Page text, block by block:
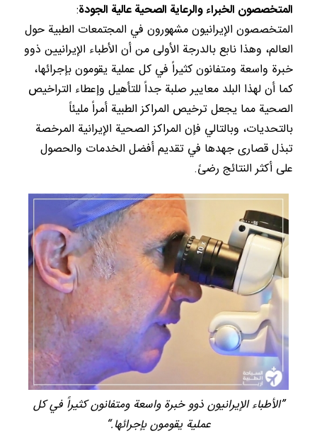
المتخصصون الخبراء والرعاية الصحية عالية الجودة:
المتخصصون الإيرانيون مشهورون في المجتمعات الطبية حول
العالم، وهذا نابع بالدرجة الأولى من أن الأطباء الإيرانيين ذوو
خبرة واسعة ومتفانون كثيراً في كل عملية يقومون بإجرائها،
كما أن لهذا البلد معايير صلبة جداً للتأهيل وإعطاء التراخيص
الصحية مما يجعل ترخيص المراكز الطبية أمراً مليئاً
بالتحديات، وبالتالي فإن المراكز الصحية الإيرانية المرخصة
تبذل قصارى جهدها في تقديم أفضل الخدمات والحصول
على أكثر النتائج رضىً.
”الأطباء الإيرانيون ذوو خبرة واسعة ومتفانون كثيراً في كل
عملية يقومون بإجرائها.“